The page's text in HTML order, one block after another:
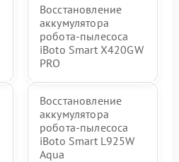
Восстановление
аккумулятора
робота-пылесоса
iBoto Smart Х420GW
PRO
Восстановление
аккумулятора
робота-пылесоса
iBoto Smart L925W
Aqua